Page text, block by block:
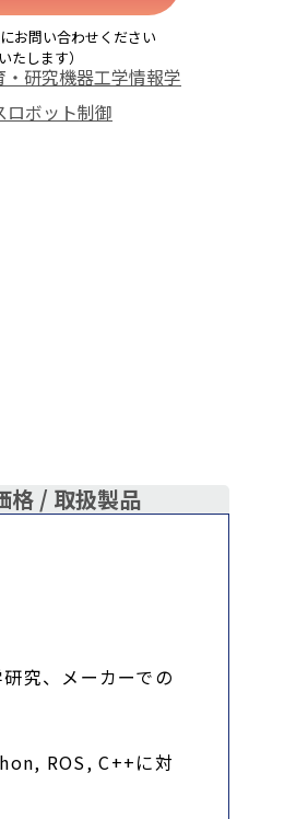
お問い合わせください
たします）
・研究機器工学情報学
ロボット制御
格 / 取扱製品
究、メーカーでの
ROS, C++に対